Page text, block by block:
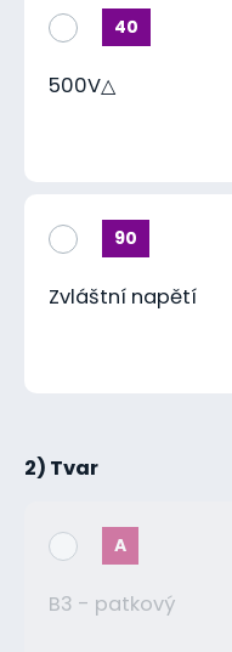
40
500V△
90
Zvláštní napětí
2) Tvar
A
B3 - patkový